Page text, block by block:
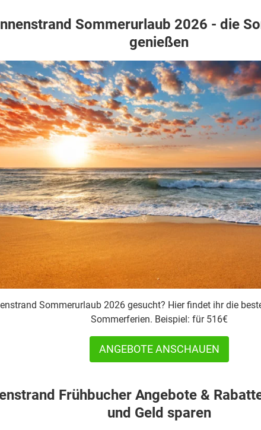
Sommerurlaub 2026 - die
genießen
Sommerurlaub 2026 gesucht? Hier findet ihr die
Sommerferien. Beispiel: für 516€
ANGEBOTE ANSCHAUEN
Frühbucher Angebote &
und Geld sparen